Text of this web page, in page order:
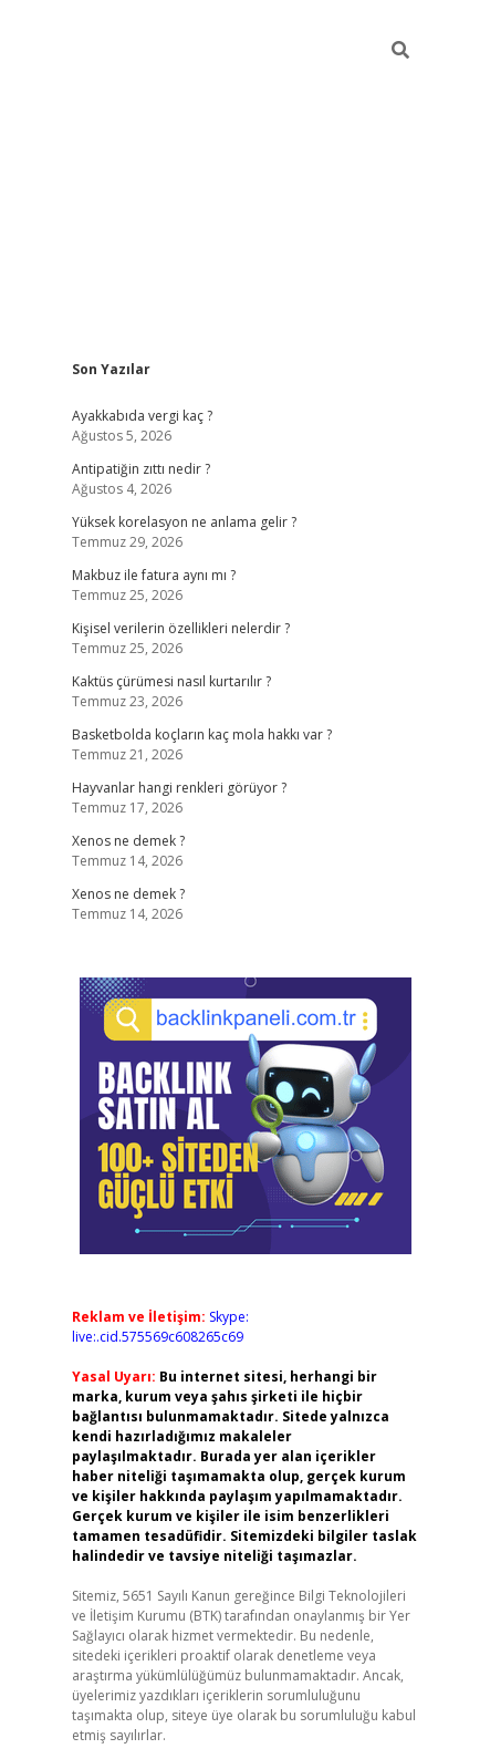
Sidebar
Son Yazılar
Ayakkabıda vergi kaç ?
Ağustos 5, 2026
Antipatiğin zıttı nedir ?
Ağustos 4, 2026
Yüksek korelasyon ne anlama gelir ?
Temmuz 29, 2026
Makbuz ile fatura aynı mı ?
Temmuz 25, 2026
Kişisel verilerin özellikleri nelerdir ?
Temmuz 25, 2026
Kaktüs çürümesi nasıl kurtarılır ?
Temmuz 23, 2026
Basketbolda koçların kaç mola hakkı var ?
Temmuz 21, 2026
Hayvanlar hangi renkleri görüyor ?
Temmuz 17, 2026
Xenos ne demek ?
Temmuz 14, 2026
Xenos ne demek ?
Temmuz 14, 2026
Reklam ve İletişim: Skype:
live:.cid.575569c608265c69
Yasal Uyarı: Bu internet sitesi, herhangi bir
marka, kurum veya şahıs şirketi ile hiçbir
bağlantısı bulunmamaktadır. Sitede yalnızca
kendi hazırladığımız makaleler
paylaşılmaktadır. Burada yer alan içerikler
haber niteliği taşımamakta olup, gerçek kurum
ve kişiler hakkında paylaşım yapılmamaktadır.
Gerçek kurum ve kişiler ile isim benzerlikleri
tamamen tesadüfidir. Sitemizdeki bilgiler taslak
halindedir ve tavsiye niteliği taşımazlar.
Sitemiz, 5651 Sayılı Kanun gereğince Bilgi Teknolojileri
ve İletişim Kurumu (BTK) tarafından onaylanmış bir Yer
Sağlayıcı olarak hizmet vermektedir. Bu nedenle,
sitedeki içerikleri proaktif olarak denetleme veya
araştırma yükümlülüğümüz bulunmamaktadır. Ancak,
üyelerimiz yazdıkları içeriklerin sorumluluğunu
taşımakta olup, siteye üye olarak bu sorumluluğu kabul
etmiş sayılırlar.
ilbet giriş yap